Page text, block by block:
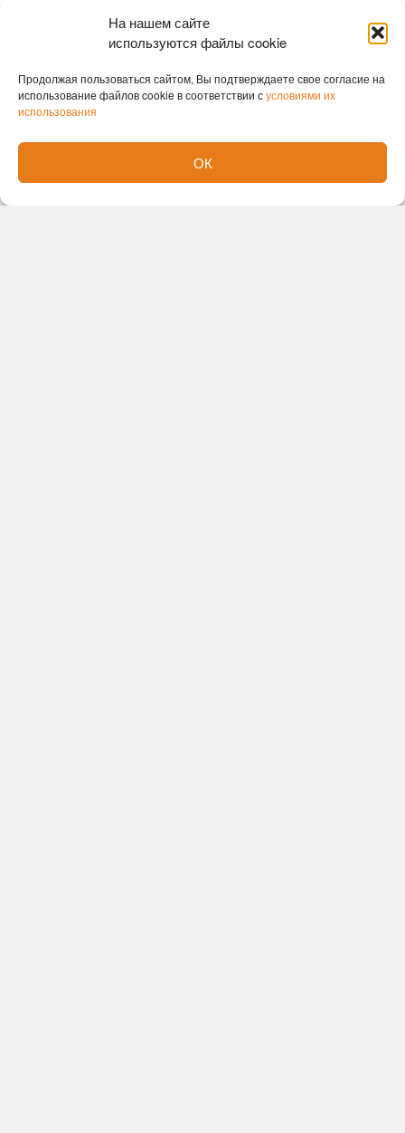
На нашем сайте
используются файлы cookie
Продолжая пользоваться сайтом, Вы подтверждаете свое согласие на
использование файлов cookie в соответствии сусловиями их
использования
ОК